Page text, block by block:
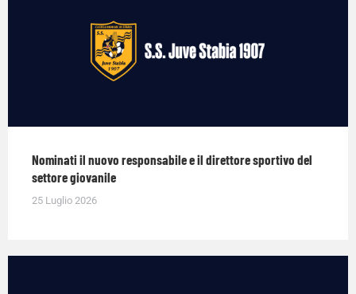
Nominati il nuovo responsabile e il direttore sportivo del
settore giovanile
25 Luglio 2026